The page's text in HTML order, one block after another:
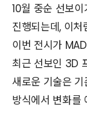
10월 중순 선보
진행되는데, 이
이번 전시가
최근 선보인 3D
새로운 기술은
방식에서 변화를